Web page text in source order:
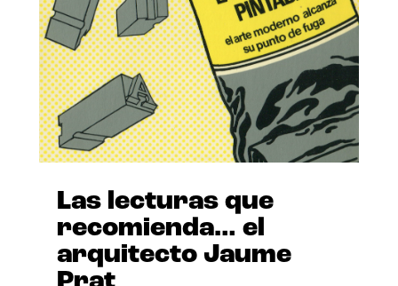
Las lecturas que
recomienda… el
arquitecto Jaume